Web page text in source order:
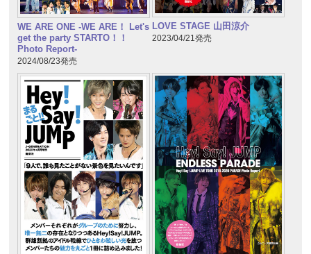
WE ARE ONE -WE ARE！ Let's
get the party STARTO！！
Photo Report-
2024/08/23発売
LOVE STAGE 山田涼介
2023/04/21発売